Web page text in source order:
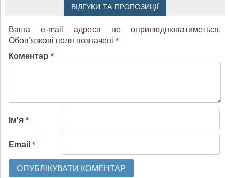
ВІДГУКИ ТА ПРОПОЗИЦІЇ
Ваша e-mail адреса не оприлюднюватиметься.
Обов’язкові поля позначені *
Коментар *
Ім'я *
Email *